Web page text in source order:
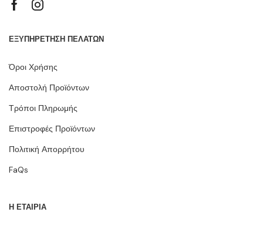
ΕΞΥΠΗΡΕΤΗΣΗ ΠΕΛΑΤΩΝ
Όροι Χρήσης
Αποστολή Προϊόντων
Τρόποι Πληρωμής
Επιστροφές Προϊόντων
Πολιτική Απορρήτου
FaQs
Η ΕΤΑΙΡΙΑ